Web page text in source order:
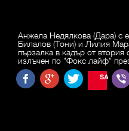
Анжела Недялкова (Дара) с
Билалов (Тони) и Лилия
пързалка в кадър от
излъчен по "Фокс лайф"
SAVE